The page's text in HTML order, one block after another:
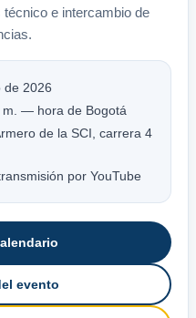
e intercambio de
de 2026
— hora de Bogotá
de la SCI, carrera 4
por YouTube
evento